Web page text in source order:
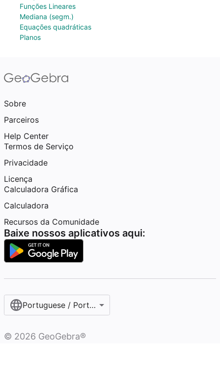
Funções Lineares
Mediana (segm.)
Equações quadráticas
Planos
Sobre
Parceiros
Help Center
Termos de Serviço
Privacidade
Licença
Calculadora Gráfica
Calculadora
Recursos da Comunidade
Baixe nossos aplicativos aqui:
Portuguese / Português (Brasil)
© 2026 GeoGebra®